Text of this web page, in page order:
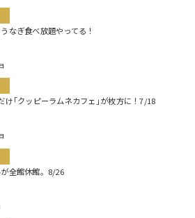
なぎ食べ放題やってる！
け｢クッピーラムネカフェ｣が枚方に！7/18
全館休館。8/26